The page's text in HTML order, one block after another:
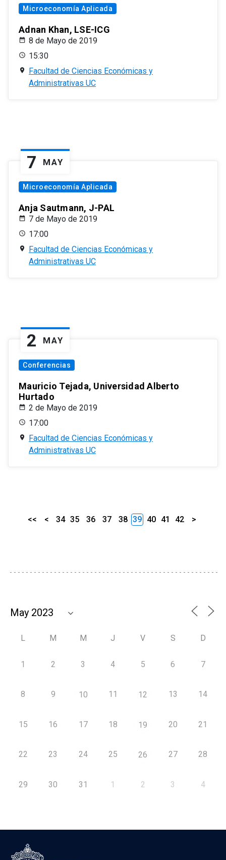
Microeconomía Aplicada
Adnan Khan, LSE-ICG
8 de Mayo de 2019
15:30
Facultad de Ciencias Económicas y
Administrativas UC
7 MAY
Microeconomía Aplicada
Anja Sautmann, J-PAL
7 de Mayo de 2019
17:00
Facultad de Ciencias Económicas y
Administrativas UC
2 MAY
Conferencias
Mauricio Tejada, Universidad Alberto
Hurtado
2 de Mayo de 2019
17:00
Facultad de Ciencias Económicas y
Administrativas UC
<< < 34 35 36 37 38 39 40 41 42 >
L M M J V S D
1 2 3 4 5 6 7
8 9 10 11 12 13 14
15 16 17 18 19 20 21
22 23 24 25 26 27 28
29 30 31 1 2 3 4